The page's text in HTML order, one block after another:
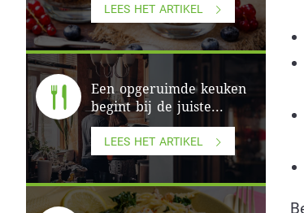
LEES HET ARTIKEL
Een opgeruimde keuken
begint bij de juiste...
LEES HET ARTIKEL